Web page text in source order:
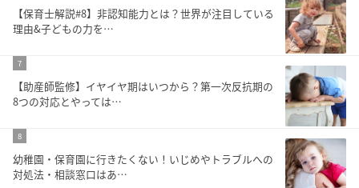
【保育士解説#8】非認知能力とは？世界が注目している
理由&子どもの力を…
7
【助産師監修】イヤイヤ期はいつから？第一次反抗期の
8つの対応とやっては…
8
幼稚園・保育園に行きたくない！いじめやトラブルへの
対処法・相談窓口はあ…